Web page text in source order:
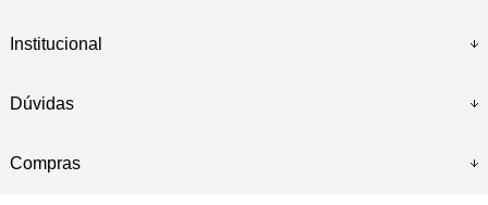
Institucional
Dúvidas
Compras